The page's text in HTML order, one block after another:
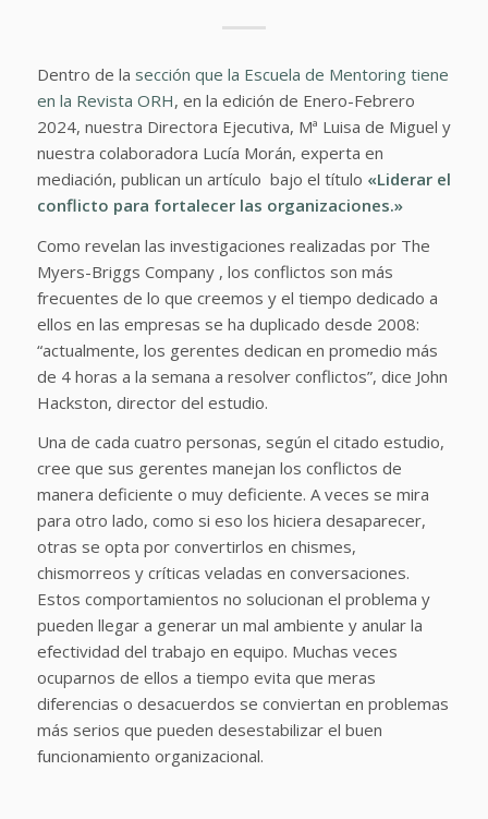
Dentro de la sección que la Escuela de Mentoring tiene
en la Revista ORH, en la edición de Enero-Febrero
2024, nuestra Directora Ejecutiva, Mª Luisa de Miguel y
nuestra colaboradora Lucía Morán, experta en
mediación, publican un artículo bajo el título «Liderar el
conflicto para fortalecer las organizaciones.»
Como revelan las investigaciones realizadas por The
Myers-Briggs Company , los conflictos son más
frecuentes de lo que creemos y el tiempo dedicado a
ellos en las empresas se ha duplicado desde 2008:
“actualmente, los gerentes dedican en promedio más
de 4 horas a la semana a resolver conflictos”, dice John
Hackston, director del estudio.
Una de cada cuatro personas, según el citado estudio,
cree que sus gerentes manejan los conflictos de
manera deficiente o muy deficiente. A veces se mira
para otro lado, como si eso los hiciera desaparecer,
otras se opta por convertirlos en chismes,
chismorreos y críticas veladas en conversaciones.
Estos comportamientos no solucionan el problema y
pueden llegar a generar un mal ambiente y anular la
efectividad del trabajo en equipo. Muchas veces
ocuparnos de ellos a tiempo evita que meras
diferencias o desacuerdos se conviertan en problemas
más serios que pueden desestabilizar el buen
funcionamiento organizacional.